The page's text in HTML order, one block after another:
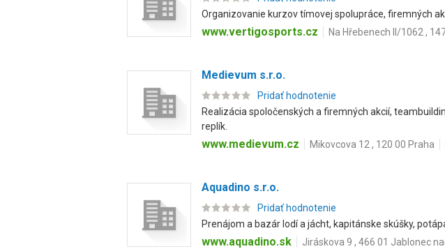
Organizovanie kurzov tímovej spolupráce, firemných
www.vertigosports.cz Na Hřebenech II/1062 ,
Medievum s.r.o.
Pridať hodnotenie
Realizácia spoločenských a firemných akcií,
replík.
www.medievum.cz Mikovcova 12 , 120 00 Praha
Aquadino s.r.o.
Pridať hodnotenie
Prenájom a bazár lodí a jácht, kapitánske skúšky,
www.aquadino.sk Jiráskova 9 , 466 01 Jablonec